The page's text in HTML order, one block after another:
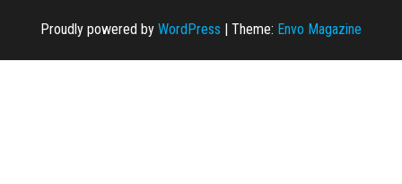
Proudly powered by WordPress Theme: Envo Magazine